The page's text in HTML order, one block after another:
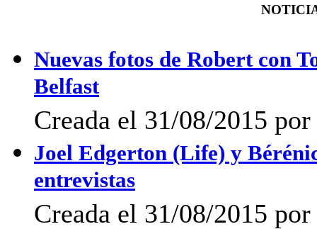
Nuevas fotos de Robert con
Belfast
Creada el 31/08/2015
Joel Edgerton (Life) y
entrevistas
Creada el 31/08/2015